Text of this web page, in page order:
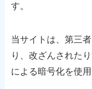
す。
当サイトは、第三
り、改ざんされた
による暗号化を使